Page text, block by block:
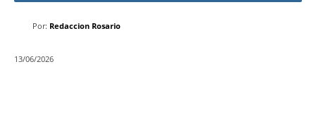
Por: Redaccion Rosario
13/06/2026